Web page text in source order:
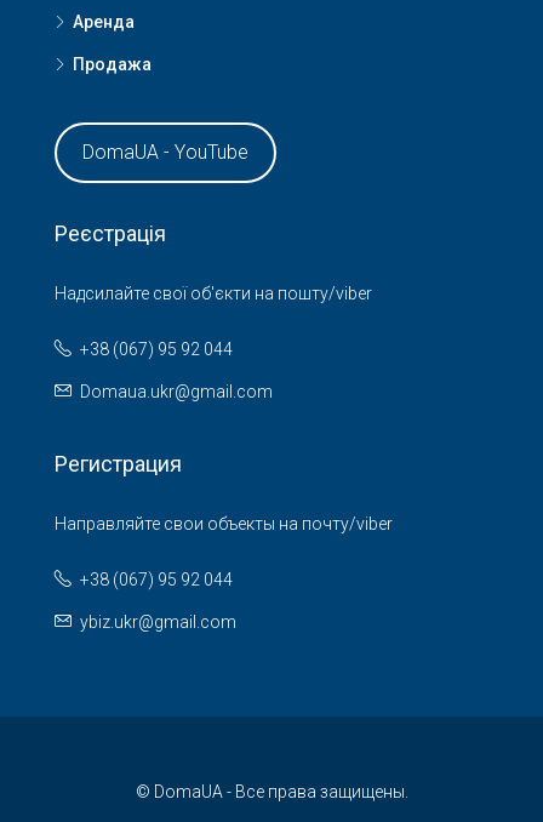
Аренда
Продажа
DomaUA - YouTube
Реєстрація
Надсилайте свої об'єкти на пошту/viber
+38 (067) 95 92 044
Domaua.ukr@gmail.com
Регистрация
Направляйте свои объекты на почту/viber
+38 (067) 95 92 044
ybiz.ukr@gmail.com
© DomaUA - Все права защищены.